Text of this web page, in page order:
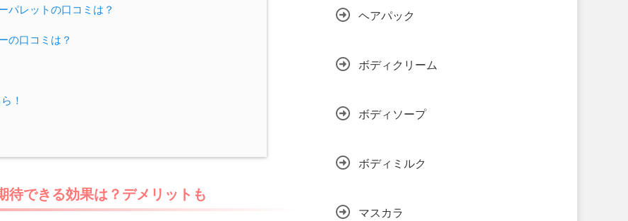
パレットの口コミは？
の口コミは？
！
待できる効果は？デメリットも
ヘアパック
ボディクリーム
ボディソープ
ボディミルク
マスカラ